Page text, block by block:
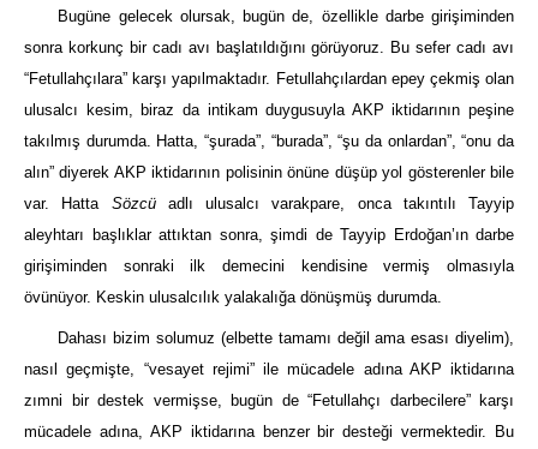
Bugüne gelecek olursak, bugün de, özellikle darbe girişiminden
sonra korkunç bir cadı avı başlatıldığını görüyoruz. Bu sefer cadı avı
“Fetullahçılara” karşı yapılmaktadır. Fetullahçılardan epey çekmiş olan
ulusalcı kesim, biraz da intikam duygusuyla AKP iktidarının peşine
takılmış durumda. Hatta, “şurada”, “burada”, “şu da onlardan”, “onu da
alın” diyerek AKP iktidarının polisinin önüne düşüp yol gösterenler bile
var. Hatta Sözcü adlı ulusalcı varakpare, onca takıntılı Tayyip
aleyhtarı başlıklar attıktan sonra, şimdi de Tayyip Erdoğan’ın darbe
girişiminden sonraki ilk demecini kendisine vermiş olmasıyla
övünüyor. Keskin ulusalcılık yalakalığa dönüşmüş durumda.
Dahası bizim solumuz (elbette tamamı değil ama esası diyelim),
nasıl geçmişte, “vesayet rejimi” ile mücadele adına AKP iktidarına
zımni bir destek vermişse, bugün de “Fetullahçı darbecilere” karşı
mücadele adına, AKP iktidarına benzer bir desteği vermektedir. Bu